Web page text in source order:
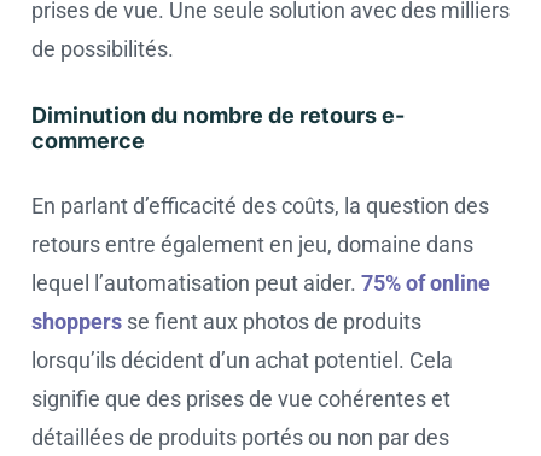
prises de vue. Une seule solution avec des milliers
de possibilités.
Diminution du nombre de retours e-
commerce
En parlant d’efficacité des coûts, la question des
retours entre également en jeu, domaine dans
lequel l’automatisation peut aider. 75% of online
shoppers se fient aux photos de produits
lorsqu’ils décident d’un achat potentiel. Cela
signifie que des prises de vue cohérentes et
détaillées de produits portés ou non par des